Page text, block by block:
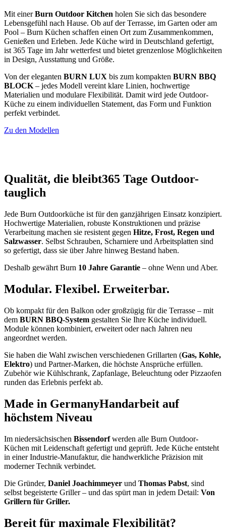
Mit einerBurn Outdoor Kitchen holen Sie sich das besondere
Lebensgefühl nach Hause. Ob auf der Terrasse, im Garten oder am
Pool – Burn Küchen schaffen einen Ort zum Zusammenkommen,
Genießen und Erleben. Jede Küche wird in Deutschland gefertigt,
ist 365 Tage im Jahr wetterfest und bietet grenzenlose Möglichkeiten
in Design, Ausstattung und Größe.
Von der eleganten BURN LUX bis zum kompakten BURN BBQ
BLOCK – jedes Modell vereint klare Linien, hochwertige
Materialien und modulare Flexibilität. Damit wird jede Outdoor-
Küche zu einem individuellen Statement, das Form und Funktion
perfekt verbindet.
Zu den Modellen
Qualität, die bleibt365 Tage Outdoor-
tauglich
Jede Burn Outdoorküche ist für den ganzjährigen Einsatz konzipiert.
Hochwertige Materialien, robuste Konstruktionen und präzise
Verarbeitung machen sie resistent gegen Hitze, Frost, Regen und
Salzwasser. Selbst Schrauben, Scharniere und Arbeitsplatten sind
so gefertigt, dass sie über Jahre hinweg Bestand haben.
Deshalb gewährt Burn 10 Jahre Garantie – ohne Wenn und Aber.
Modular. Flexibel. Erweiterbar.
Ob kompakt für den Balkon oder großzügig für die Terrasse – mit
dem BURN BBQ-System gestalten Sie Ihre Küche individuell.
Module können kombiniert, erweitert oder nach Jahren neu
angeordnet werden.
Sie haben die Wahl zwischen verschiedenen Grillarten (Gas, Kohle,
Elektro) und Partner-Marken, die höchste Ansprüche erfüllen.
Zubehör wie Kühlschrank, Zapfanlage, Beleuchtung oder Pizzaofen
runden das Erlebnis perfekt ab.
Made in GermanyHandarbeit auf
höchstem Niveau
Im niedersächsischen Bissendorfwerden alle Burn Outdoor-
Küchen mit Leidenschaft gefertigt und geprüft. Jede Küche entsteht
in einer Industrie-Manufaktur, die handwerkliche Präzision mit
moderner Technik verbindet.
Die Gründer, Daniel Joachimmeyer und Thomas Pabst, sind
selbst begeisterte Griller – und das spürt man in jedem Detail: Von
Grillern für Griller.
Bereit für maximale Flexibilität?